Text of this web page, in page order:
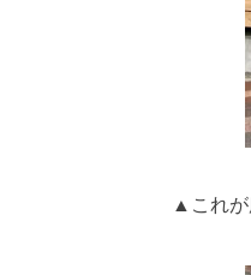
▲これが